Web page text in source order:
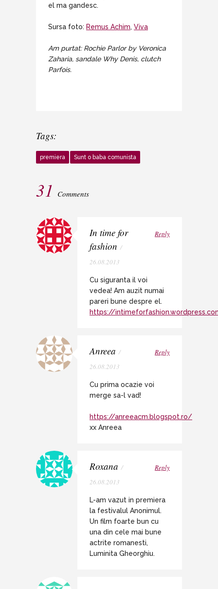
el ma gandesc.
Sursa foto: Remus Achim, Viva
Am purtat: Rochie Parlor by Veronica
Zaharia, sandale Why Denis, clutch
Parfois.
Tags:
premiera Sunt o baba comunista
31 Comments
In time for
fashion /
26.08.2013
Reply
Cu siguranta il voi
vedea! Am auzit numai
pareri bune despre el.
https://
Anreea /
26.08.2013
Reply
Cu prima ocazie voi
merge sa-l vad!
https://anreeacm.blogspot.ro/
xx Anreea
Roxana /
26.08.2013
Reply
L-am vazut in premiera
la festivalul Anonimul.
Un film foarte bun cu
una din cele mai bune
actrite romanesti,
Luminita Gheorghiu.